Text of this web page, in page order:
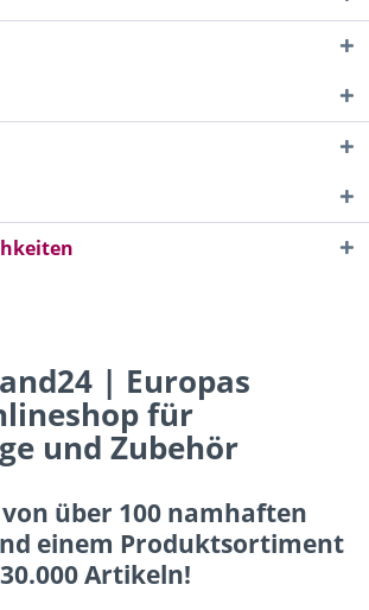
| Europas
für
und Zubehör
über 100 namhaften
einem Produktsortiment
Artikeln!